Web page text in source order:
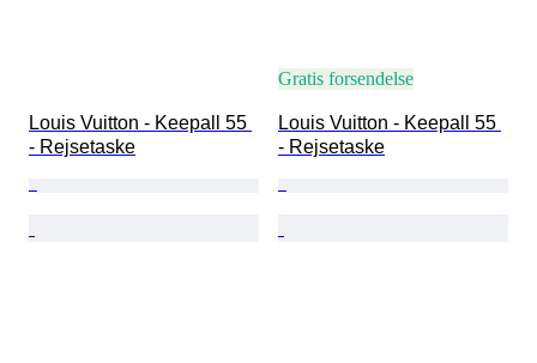
Louis Vuitton - Keepall 55
- Rejsetaske
Gratis forsendelse
Louis Vuitton - Keepall 55
- Rejsetaske